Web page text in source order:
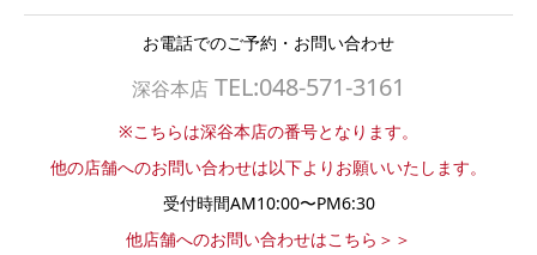
お電話でのご予約・お問い合わせ
深谷本店 TEL:048-571-3161
※こちらは深谷本店の番号となります。
他の店舗へのお問い合わせは以下よりお願いいたします。
受付時間AM10:00〜PM6:30
他店舗へのお問い合わせはこちら＞＞